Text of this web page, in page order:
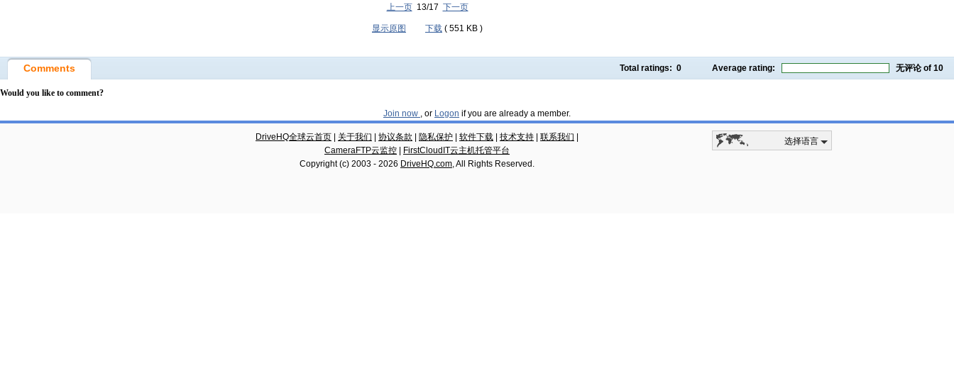
上一页13/17 下一页
显示原图 下载 ( 551 KB )
Comments Total ratings: 0 Average rating: 无评论of 10
Would you like to comment?
Join now , or Logon if you are already a member.
DriveHQ全球云首页 关于我们 协议条款 隐私保护 软件下载 技术支持 联系我们
CameraFTP云监控
FirstCloudIT云主机托管平台
Copyright (c) 2003 - 2026 DriveHQ.com, All Rights Reserved.
选择语言